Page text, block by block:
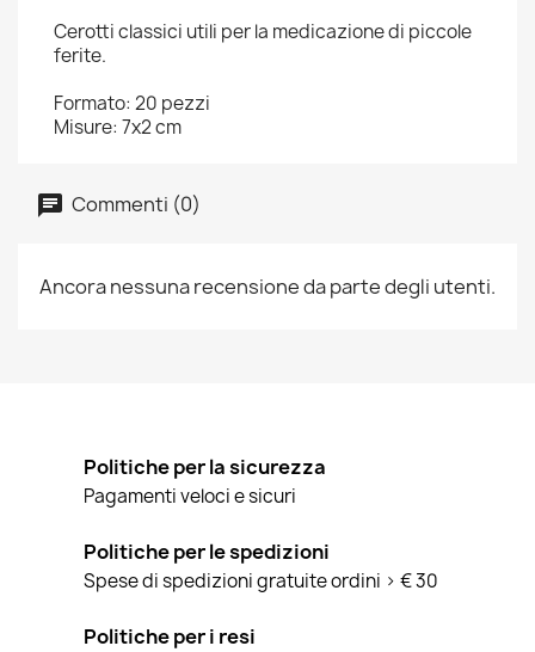
Cerotti classici utili per la medicazione di piccole
ferite.
Formato: 20 pezzi
Misure: 7x2 cm
Commenti (0)
Ancora nessuna recensione da parte degli utenti.
Politiche per la sicurezza
Pagamenti veloci e sicuri
Politiche per le spedizioni
Spese di spedizioni gratuite ordini > € 30
Politiche per i resi